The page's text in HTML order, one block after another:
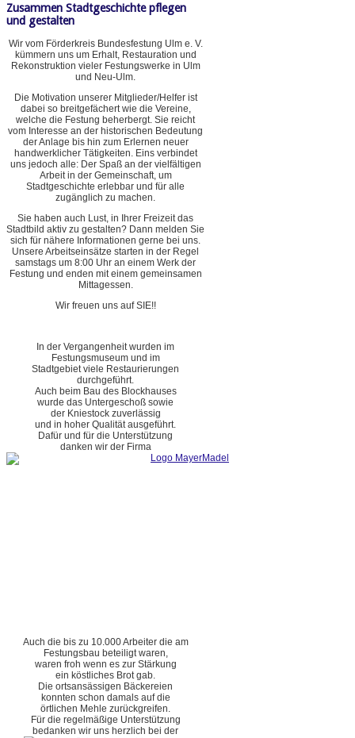
Zusammen Stadtgeschichte pflegen
und gestalten
Wir vom Förderkreis Bundesfestung Ulm e. V.
kümmern uns um Erhalt, Restauration und
Rekonstruktion vieler Festungswerke in Ulm
und Neu-Ulm.
Die Motivation unserer Mitglieder/Helfer ist
dabei so breitgefächert wie die Vereine,
welche die Festung beherbergt. Sie reicht
vom Interesse an der historischen Bedeutung
der Anlage bis hin zum Erlernen neuer
handwerklicher Tätigkeiten. Eins verbindet
uns jedoch alle: Der Spaß an der vielfältigen
Arbeit in der Gemeinschaft, um
Stadtgeschichte erlebbar und für alle
zugänglich zu machen.
Sie haben auch Lust, in Ihrer Freizeit das
Stadtbild aktiv zu gestalten? Dann melden Sie
sich für nähere Informationen gerne bei uns.
Unsere Arbeitseinsätze starten in der Regel
samstags um 8:00 Uhr an einem Werk der
Festung und enden mit einem gemeinsamen
Mittagessen.
Wir freuen uns auf SIE!!
In der Vergangenheit wurden im
Festungsmuseum und im
Stadtgebiet viele Restaurierungen
durchgeführt.
Auch beim Bau des Blockhauses
wurde das Untergeschoß sowie
der Kniestock zuverlässig
und in hoher Qualität ausgeführt.
Dafür und für die Unterstützung
danken wir der Firma
Auch die bis zu 10.000 Arbeiter die am
Festungsbau beteiligt waren,
waren froh wenn es zur Stärkung
ein köstliches Brot gab.
Die ortsansässigen Bäckereien
konnten schon damals auf die
örtlichen Mehle zurückgreifen.
Für die regelmäßige Unterstützung
bedanken wir uns herzlich bei der